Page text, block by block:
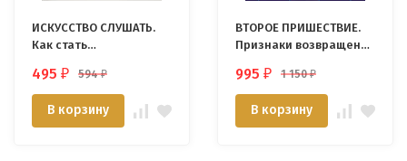
ИСКУССТВО СЛУШАТЬ.
Как стать
беспокойном мире.
Адам Макхью
495 ₽ 594₽
В корзину
ВТОРОЕ ПРИШЕСТВИЕ.
Признаки возвращения
Джон Мак-Артур
995 ₽ 1 150₽
В корзину